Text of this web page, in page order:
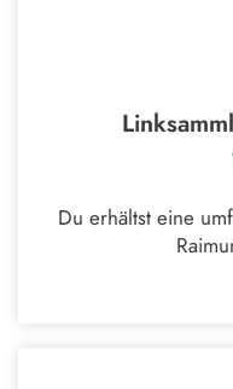
Du erhältst eine